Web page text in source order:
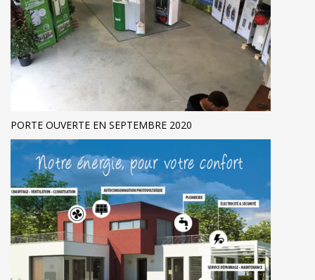
PORTE OUVERTE EN SEPTEMBRE 2020